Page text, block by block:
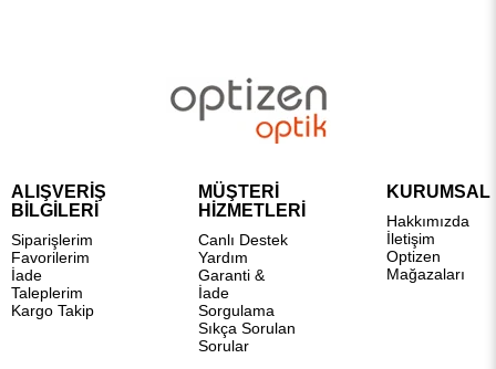
ALIŞVERİŞ
BİLGİLERİ
Siparişlerim
Favorilerim
İade
Taleplerim
Kargo Takip
MÜŞTERİ
HİZMETLERİ
Canlı Destek
Yardım
Garanti &
İade
Sorgulama
Sıkça Sorulan
Sorular
KURUMSAL
Hakkımızda
İletişim
Optizen
Mağazaları